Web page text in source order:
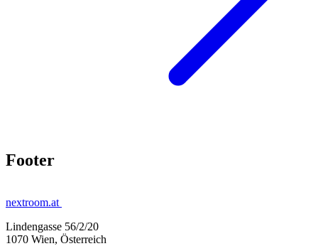
Footer
nextroom.at
Lindengasse 56/2/20
1070 Wien, Österreich